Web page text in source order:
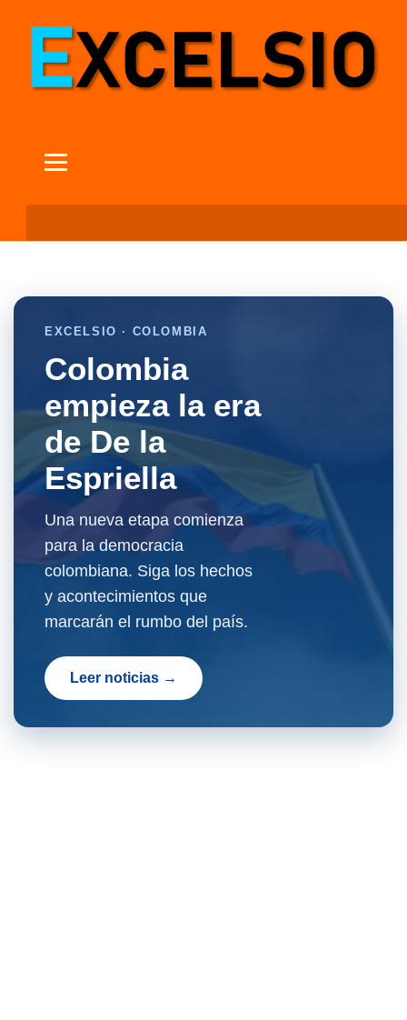
EXCELSIO · COLOMBIA
Colombia
empieza la era
de De la
Espriella
Una nueva etapa comienza
para la democracia
colombiana. Siga los hechos
y acontecimientos que
marcarán el rumbo del país.
Leer noticias →